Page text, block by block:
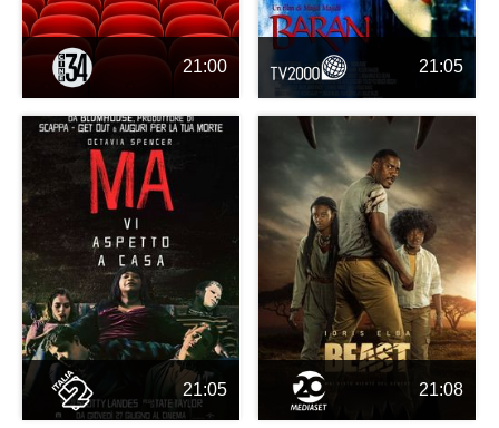
21:00 21:05
21:05 21:08